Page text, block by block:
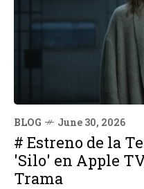
BLOG June 30, 2026
# Estreno de la
'Silo' en Apple
Trama